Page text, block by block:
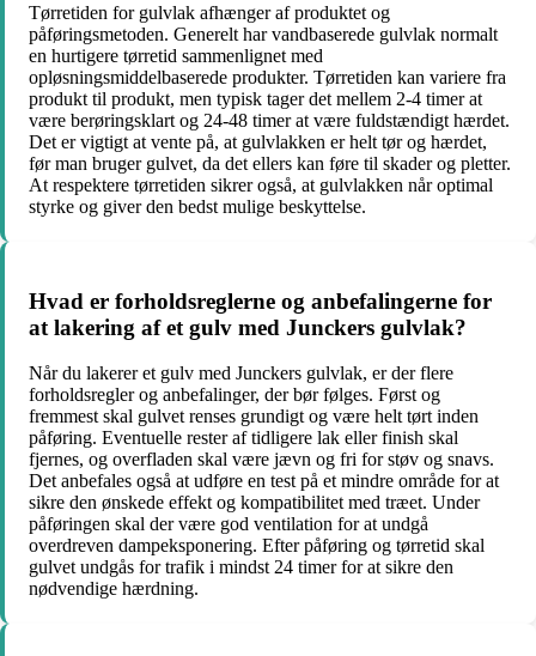
Tørretiden for gulvlak afhænger af produktet og
påføringsmetoden. Generelt har vandbaserede gulvlak normalt
en hurtigere tørretid sammenlignet med
opløsningsmiddelbaserede produkter. Tørretiden kan variere fra
produkt til produkt, men typisk tager det mellem 2-4 timer at
være berøringsklart og 24-48 timer at være fuldstændigt hærdet.
Det er vigtigt at vente på, at gulvlakken er helt tør og hærdet,
før man bruger gulvet, da det ellers kan føre til skader og pletter.
At respektere tørretiden sikrer også, at gulvlakken når optimal
styrke og giver den bedst mulige beskyttelse.
Hvad er forholdsreglerne og anbefalingerne for
at lakering af et gulv med Junckers gulvlak?
Når du lakerer et gulv med Junckers gulvlak, er der flere
forholdsregler og anbefalinger, der bør følges. Først og
fremmest skal gulvet renses grundigt og være helt tørt inden
påføring. Eventuelle rester af tidligere lak eller finish skal
fjernes, og overfladen skal være jævn og fri for støv og snavs.
Det anbefales også at udføre en test på et mindre område for at
sikre den ønskede effekt og kompatibilitet med træet. Under
påføringen skal der være god ventilation for at undgå
overdreven dampeksponering. Efter påføring og tørretid skal
gulvet undgås for trafik i mindst 24 timer for at sikre den
nødvendige hærdning.